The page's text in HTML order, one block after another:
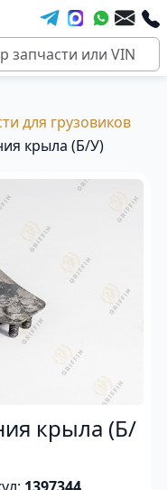
для грузовиков
крыла (Б/У)
крыла (Б/